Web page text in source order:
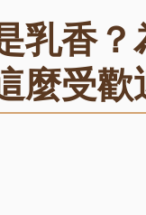
乳香？
麼受歡